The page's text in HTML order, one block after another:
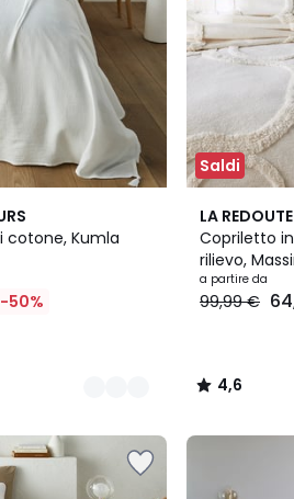
cotone, Kumla
-50%
Saldi
LA
Copriletto
rilievo,
a partire da
99,99 €
4,6
/ 5
2
Colori
4,6
/